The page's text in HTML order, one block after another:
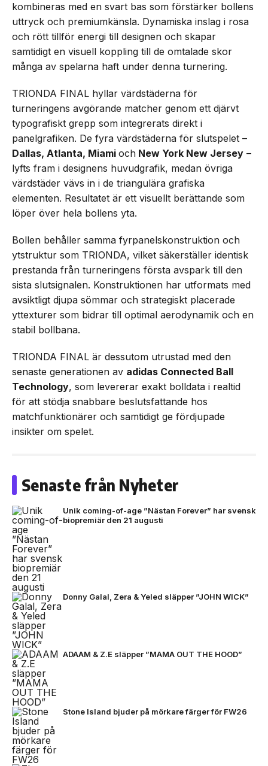
kombineras med en svart bas som förstärker bollens
uttryck och premiumkänsla. Dynamiska inslag i rosa
och rött tillför energi till designen och skapar
samtidigt en visuell koppling till de omtalade skor
många av spelarna haft under denna turnering.
TRIONDA FINAL hyllar värdstäderna för
turneringens avgörande matcher genom ett djärvt
typografiskt grepp som integrerats direkt i
panelgrafiken. De fyra värdstäderna för slutspelet –
Dallas, Atlanta, Miami och New York New Jersey –
lyfts fram i designens huvudgrafik, medan övriga
värdstäder vävs in i de triangulära grafiska
elementen. Resultatet är ett visuellt berättande som
löper över hela bollens yta.
Bollen behåller samma fyrpanelskonstruktion och
ytstruktur som TRIONDA, vilket säkerställer identisk
prestanda från turneringens första avspark till den
sista slutsignalen. Konstruktionen har utformats med
avsiktligt djupa sömmar och strategiskt placerade
yttexturer som bidrar till optimal aerodynamik och en
stabil bollbana.
TRIONDA FINAL är dessutom utrustad med den
senaste generationen av adidas Connected Ball
Technology, som levererar exakt bolldata i realtid
för att stödja snabbare beslutsfattande hos
matchfunktionärer och samtidigt ge fördjupade
insikter om spelet.
Senaste från Nyheter
Unik coming-of-age ”Nästan Forever” har svensk
biopremiär den 21 augusti
Donny Galal, Zera & Yeled släpper ”JOHN WICK”
ADAAM & Z.E släpper ”MAMA OUT THE HOOD”
Stone Island bjuder på mörkare färger för FW26